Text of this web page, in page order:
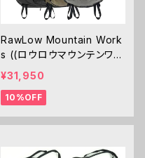
RawLow Mountain Work
s ((ロウロウマウンテンワー
クス) Rascal
¥31,950
10%OFF